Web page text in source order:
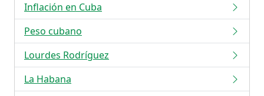
Inflación en Cuba
Peso cubano
Lourdes Rodríguez
La Habana